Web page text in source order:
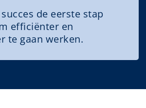
de eerste stap
efficiënter en
te gaan werken.